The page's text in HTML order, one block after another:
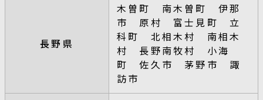
長野県
木曽町 南木曽町 伊那
市 原村 富士見町 立
科町 北相木村 南相木
村 長野南牧村 小海
町 佐久市 茅野市 諏
訪市